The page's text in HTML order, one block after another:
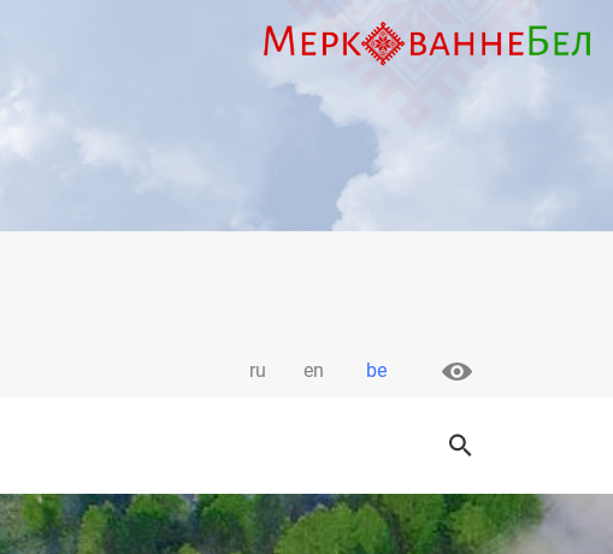
be
ru en